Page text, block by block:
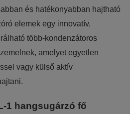
és hatékonyabban hajtható
elemek egy innovatív,
több-kondenzátoros
amelyet egyetlen
vagy külső aktív
1 hangsugárzó fő